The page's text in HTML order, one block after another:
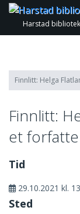
Gå til innhold
Harstad bibliotek
Finnlitt: Helga
Finnlitt:
et
Tid
29.10.2021 kl.
Sted